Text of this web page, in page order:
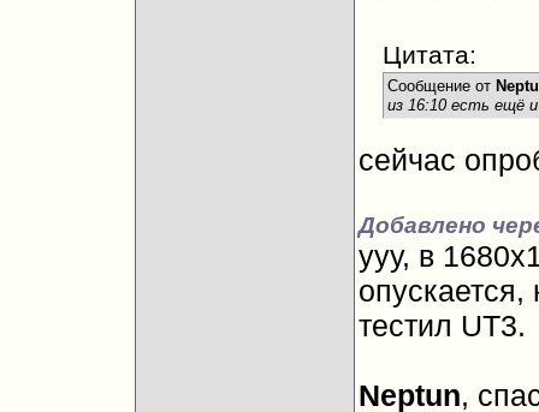
Цитата:
Сообщение от
из 16:10 есть ещё и
сейчас
Добавлено
ууу, в
тестил UT3.
Neptun,